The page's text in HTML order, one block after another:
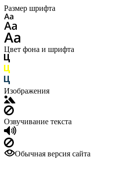
Размер шрифта
Цвет фона и шрифта
Изображения
Озвучивание текста
Обычная версия сайта